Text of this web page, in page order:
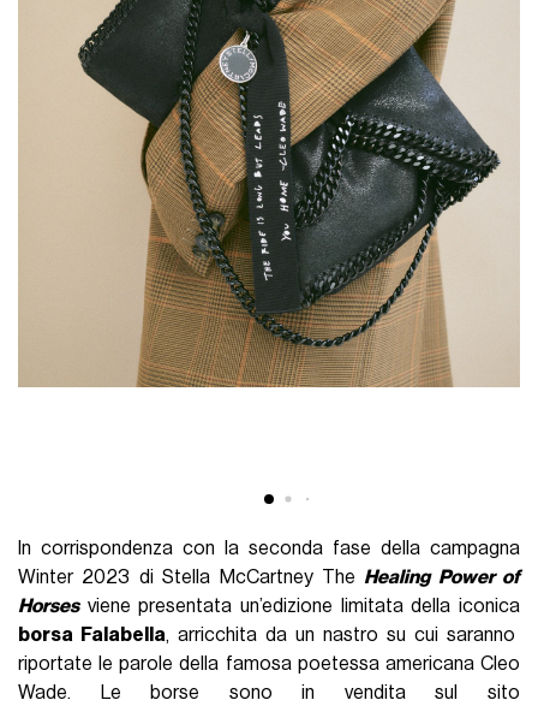
In corrispondenza con la seconda fase della campagna
Winter 2023 di Stella McCartney The Healing Power of
Horsesviene presentata un’edizione limitata della iconica
borsa Falabella, arricchita da un nastro su cui saranno
riportate le parole della famosa poetessa americana Cleo
Wade. Le borse sono in vendita sul sito